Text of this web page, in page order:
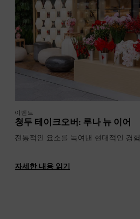
이벤트
청두 테이크오버: 루나 뉴 이어
전통적인 요소를 녹여낸 현대적인 경험
자세한 내용 읽기